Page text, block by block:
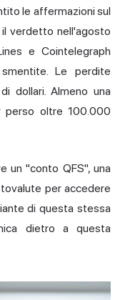
le affermazioni sul
il verdetto nell'agosto
e Cointelegraph
Le perdite
dollari. Almeno una
oltre 100.000
un "conto QFS", una
peraccedere
di questa stessa
dietro a questa